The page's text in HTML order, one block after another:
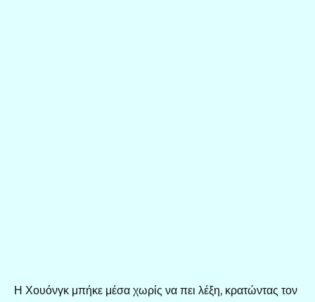
Η Χουόνγκ μπήκε μέσα χωρίς να πει λέξη, κρατώντας τον